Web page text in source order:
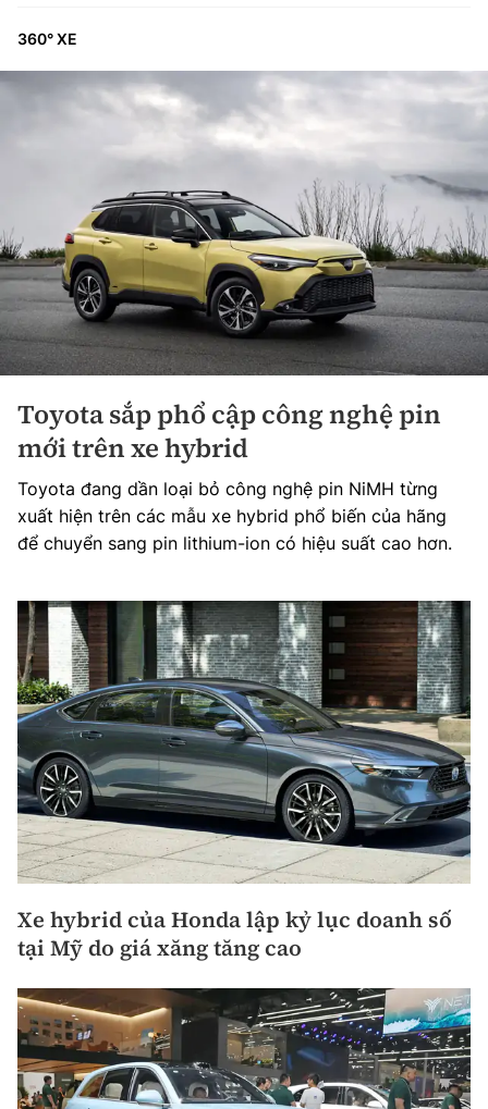
360° XE
Toyota sắp phổ cập công nghệ pin
mới trên xe hybrid
Toyota đang dần loại bỏ công nghệ pin NiMH từng
xuất hiện trên các mẫu xe hybrid phổ biến của hãng
để chuyển sang pin lithium-ion có hiệu suất cao hơn.
Xe hybrid của Honda lập kỷ lục doanh số
tại Mỹ do giá xăng tăng cao